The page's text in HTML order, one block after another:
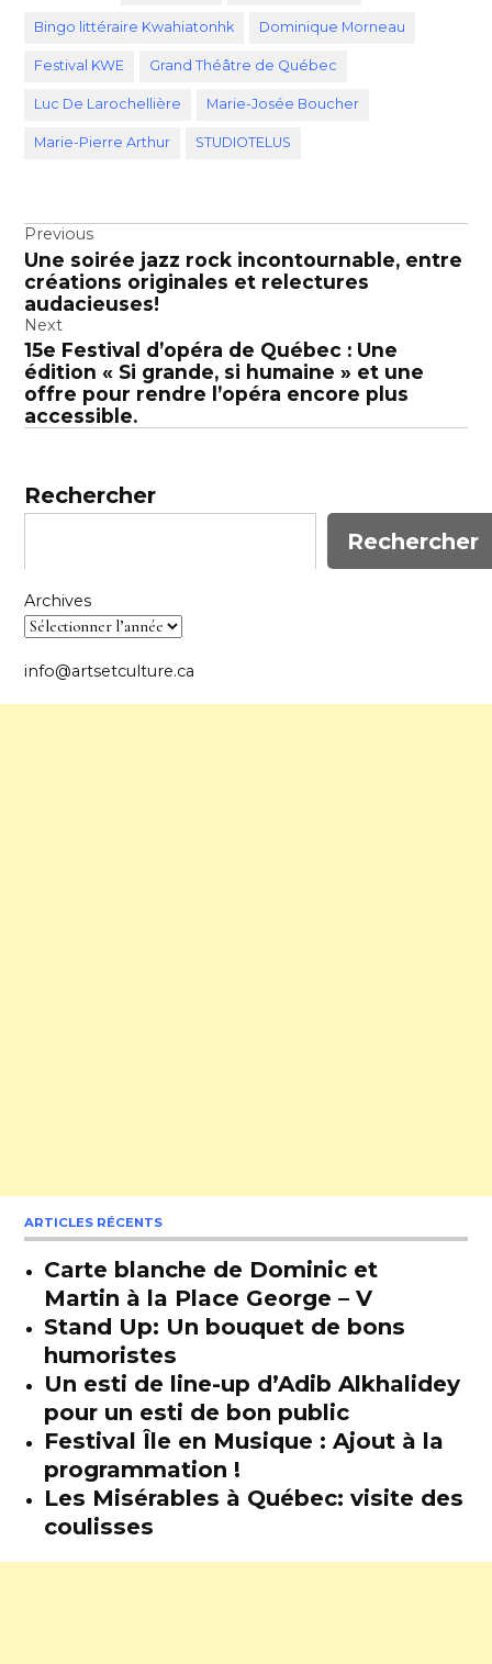
Bingo littéraire Kwahiatonhk Dominique Morneau
Festival KWE Grand Théâtre de Québec
Luc De Larochellière Marie-Josée Boucher
Marie-Pierre Arthur STUDIOTELUS
Navigation
de
l’article
Previous
Une soirée jazz rock incontournable, entre
créations originales et relectures
audacieuses!
Next
15e Festival d’opéra de Québec : Une
édition « Si grande, si humaine » et une
offre pour rendre l’opéra encore plus
accessible.
Rechercher
Rechercher
Archives
info@artsetculture.ca
ARTICLES RÉCENTS
Carte blanche de Dominic et
Martin à la Place George – V
Stand Up: Un bouquet de bons
humoristes
Un esti de line-up d’Adib Alkhalidey
pour un esti de bon public
Festival Île en Musique : Ajout à la
programmation !
Les Misérables à Québec: visite des
coulisses